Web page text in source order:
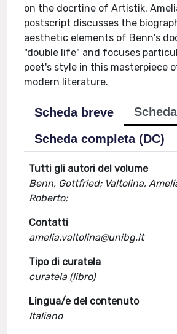
on the docrtine of Artistik.
postscript discusses the
aesthetic elements of Benn's
"double life" and focuses
poet's style in this masterpiece
modern literature.
Scheda breve
Scheda completa (DC)
Tutti gli autori del volume
Benn, Gottfried; Valtolina,
Roberto;
Contatti
amelia.valtolina@unibg.it
Tipo di curatela
curatela (libro)
Lingua/e del contenuto
Italiano